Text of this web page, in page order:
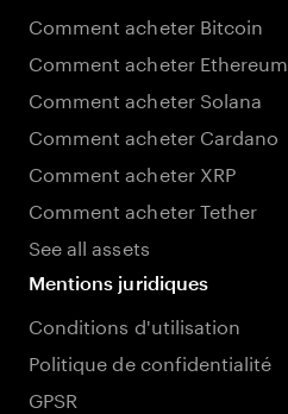
Comment acheter Bitcoin
Comment acheter Ethereum
Comment acheter Solana
Comment acheter Cardano
Comment acheter XRP
Comment acheter Tether
See all assets
Mentions juridiques
Conditions d'utilisation
Politique de confidentialité
GPSR